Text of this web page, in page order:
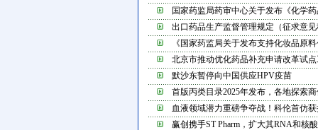
国家药监局药审中心关于发布《化学
出口药品生产监督管理规定（征求意
《国家药监局关于发布支持化妆品原
北京市推动优化药品补充申请改革试
默沙东暂停向中国供应HPV疫苗
首版丙类目录2025年发布，各地探索
血液领域潜力重磅争夺战！科伦首仿
赢创携手ST Pharm，扩大其RNA和核